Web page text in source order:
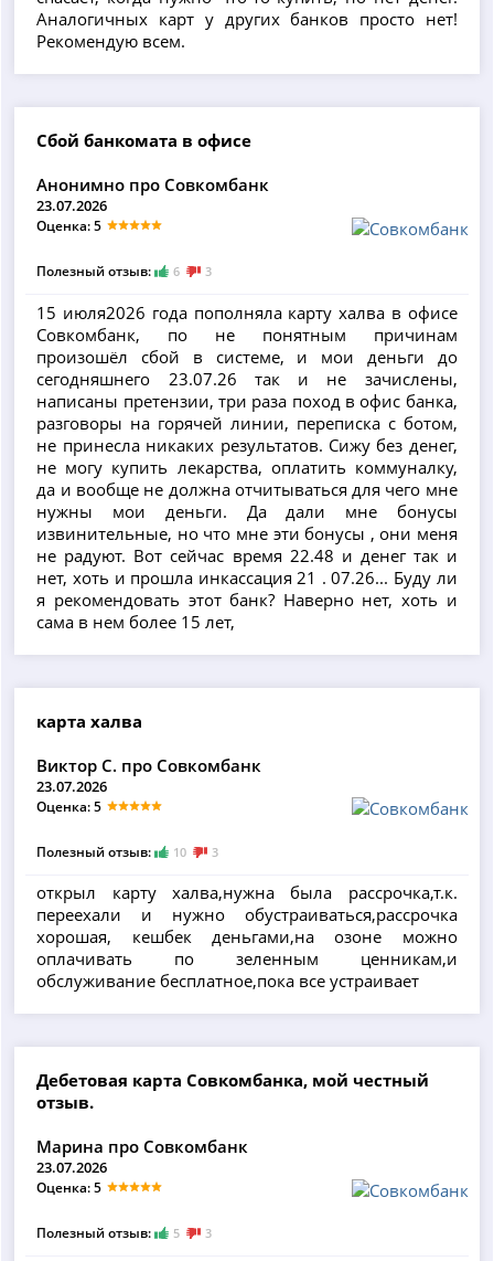
Аналогичных карт у других банков просто нет!
Рекомендую всем.
Сбой банкомата в офисе
Анонимно про Совкомбанк
23.07.2026
Оценка: 5
Полезный отзыв: 6 3
15 июля2026 года пополняла карту халва в офисе
Совкомбанк, по не понятным причинам
произошёл сбой в системе, и мои деньги до
сегодняшнего 23.07.26 так и не зачислены,
написаны претензии, три раза поход в офис банка,
разговоры на горячей линии, переписка с ботом,
не принесла никаких результатов. Сижу без денег,
не могу купить лекарства, оплатить коммуналку,
да и вообще не должна отчитываться для чего мне
нужны мои деньги. Да дали мне бонусы
извинительные, но что мне эти бонусы , они меня
не радуют. Вот сейчас время 22.48 и денег так и
нет, хоть и прошла инкассация 21 . 07.26... Буду ли
я рекомендовать этот банк? Наверно нет, хоть и
сама в нем более 15 лет,
карта халва
Виктор С. про Совкомбанк
23.07.2026
Оценка: 5
Полезный отзыв: 10 3
открыл карту халва,нужна была рассрочка,т.к.
переехали и нужно обустраиваться,рассрочка
хорошая, кешбек деньгами,на озоне можно
оплачивать по зеленным ценникам,и
обслуживание бесплатное,пока все устраивает
Дебетовая карта Совкомбанка, мой честный
отзыв.
Марина про Совкомбанк
23.07.2026
Оценка: 5
Полезный отзыв: 5 3